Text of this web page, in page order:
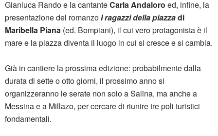
Gianluca Rando e la cantanteCarla Andaloro ed, infine, la
presentazione del romanzoI ragazzi della piazzadi
Maribella Piana (ed. Bompiani), il cui vero protagonista è il
mare e la piazza diventa il luogo in cui si cresce e si cambia.
Già in cantiere la prossima edizione: probabilmente dalla
durata di sette o otto giorni, il prossimo anno si
organizzeranno le serate non solo a Salina, ma anche a
Messina e a Millazo, per cercare di riunire tre poli turistici
fondamentali.